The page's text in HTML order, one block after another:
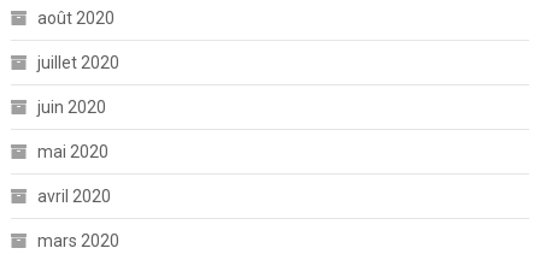
août 2020
juillet 2020
juin 2020
mai 2020
avril 2020
mars 2020